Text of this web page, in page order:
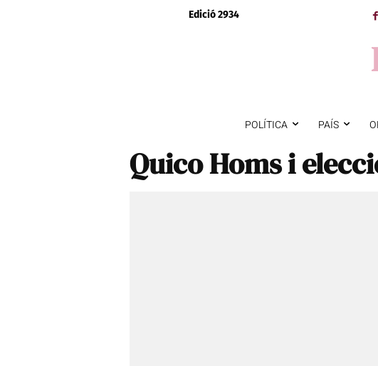
Edició 2934
POLÍTICA PAÍS
Quico Homs i